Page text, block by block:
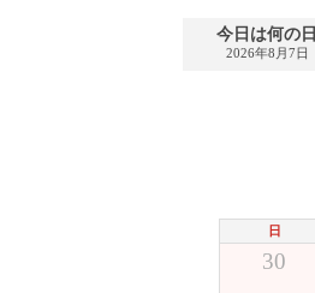
今日は何の日
2026年8月7日
日
30